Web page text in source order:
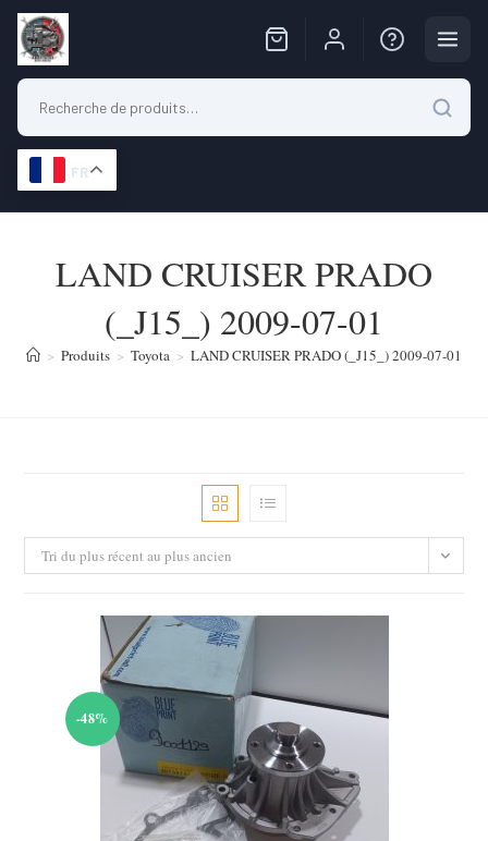
FR
LAND CRUISER PRADO
(_J15_) 2009-07-01
> Produits > Toyota > LAND CRUISER PRADO (_J15_) 2009-07-01
Tri du plus récent au plus ancien
-48%